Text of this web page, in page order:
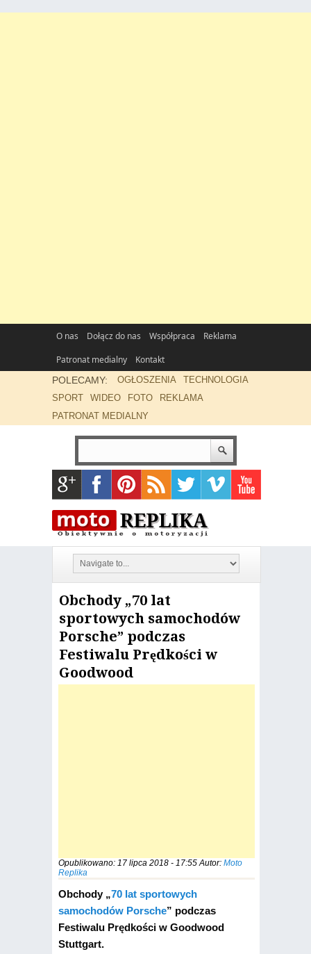
O nas Dołącz do nas Współpraca
Reklama
Patronat medialny
Kontakt
POLECAMY: OGŁOSZENIA
TECHNOLOGIA
SPORT
WIDEO FOTO
REKLAMA
PATRONAT MEDIALNY
Obchody „70 lat
sportowych samochodów
Porsche” podczas
Festiwalu Prędkości w
Goodwood
Opublikowano: 17 lipca 2018 - 17:55Autor: Moto
Replika
Obchody „70 lat sportowych
samochodów Porsche” podczas
Festiwalu Prędkości w Goodwood
Stuttgart.